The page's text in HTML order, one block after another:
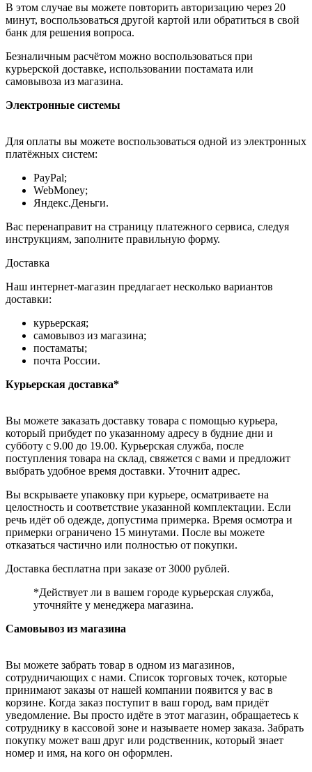
В этом случае вы можете повторить авторизацию через 20
минут, воспользоваться другой картой или обратиться в свой
банк для решения вопроса.
Безналичным расчётом можно воспользоваться при
курьерской доставке, использовании постамата или
самовывоза из магазина.
Электронные системы
Для оплаты вы можете воспользоваться одной из электронных
платёжных систем:
PayPal;
WebMoney;
Яндекс.Деньги.
Вас перенаправит на страницу платежного сервиса, следуя
инструкциям, заполните правильную форму.
Доставка
Наш интернет-магазин предлагает несколько вариантов
доставки:
курьерская;
самовывоз из магазина;
постаматы;
почта России.
Курьерская доставка*
Вы можете заказать доставку товара с помощью курьера,
который прибудет по указанному адресу в будние дни и
субботу с 9.00 до 19.00. Курьерская служба, после
поступления товара на склад, свяжется с вами и предложит
выбрать удобное время доставки. Уточнит адрес.
Вы вскрываете упаковку при курьере, осматриваете на
целостность и соответствие указанной комплектации. Если
речь идёт об одежде, допустима примерка. Время осмотра и
примерки ограничено 15 минутами. После вы можете
отказаться частично или полностью от покупки.
Доставка бесплатна при заказе от 3000 рублей.
*Действует ли в вашем городе курьерская служба,
уточняйте у менеджера магазина.
Самовывоз из магазина
Вы можете забрать товар в одном из магазинов,
сотрудничающих с нами. Список торговых точек, которые
принимают заказы от нашей компании появится у вас в
корзине. Когда заказ поступит в ваш город, вам придёт
уведомление. Вы просто идёте в этот магазин, обращаетесь к
сотруднику в кассовой зоне и называете номер заказа. Забрать
покупку может ваш друг или родственник, который знает
номер и имя, на кого он оформлен.